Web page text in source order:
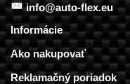
info@auto-flex.eu
Informácie
Ako nakupovať
Reklamačný poriadok